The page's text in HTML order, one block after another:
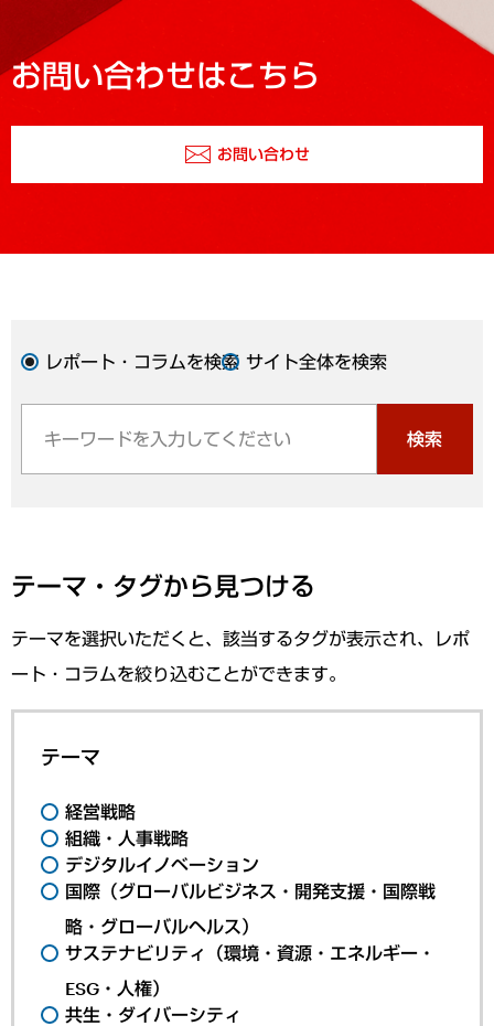
お問い合わせはこちら
お問い合わせ
レポート・コラムを検索 サイト全体を検索
検索
テーマ・タグから見つける
テーマを選択いただくと、該当するタグが表示され、レポ
ート・コラムを絞り込むことができます。
テーマ
経営戦略
組織・人事戦略
デジタルイノベーション
国際（グローバルビジネス・開発支援・国際戦
略・グローバルヘルス）
サステナビリティ（環境・資源・エネルギー・
ESG・人権）
共生・ダイバーシティ